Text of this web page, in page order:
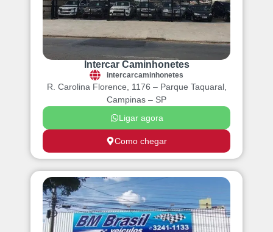
Intercar Caminhonetes
intercarcaminhonetes
Como chegar
Ligar agora
R. Carolina Florence, 1176 – Parque Taquaral,
Campinas – SP